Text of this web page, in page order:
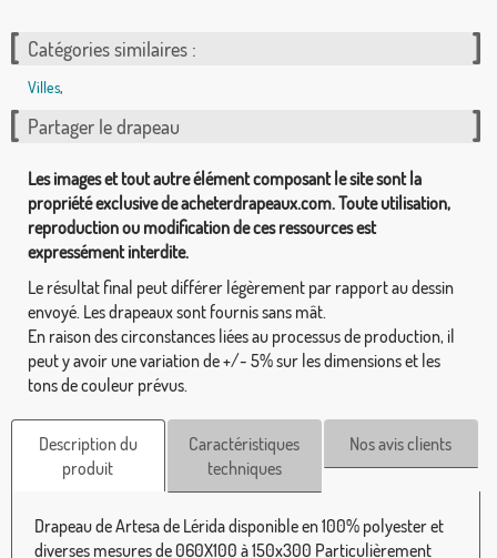
Catégories similaires :
Villes,
Partager le drapeau
Les images et tout autre élément composant le site sont la
propriété exclusive de acheterdrapeaux.com. Toute utilisation,
reproduction ou modification de ces ressources est
expressément interdite.
Le résultat final peut différer légèrement par rapport au dessin
envoyé. Les drapeaux sont fournis sans mât.
En raison des circonstances liées au processus de production, il
peut y avoir une variation de +/- 5% sur les dimensions et les
tons de couleur prévus.
Description du
produit
Caractéristiques
techniques
Nos avis clients
Drapeau de Artesa de Lérida disponible en 100% polyester et
diverses mesures de 060X100 à 150x300 Particulièrement